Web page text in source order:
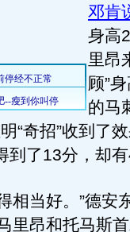
邓肯
身高
里昂
顾”
的马
“奇招”收到了
到了13分，却
当好。”德安
里昂和托马斯